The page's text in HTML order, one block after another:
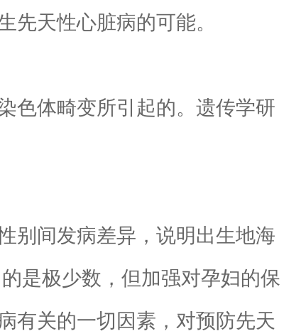
先天性心脏病的可能。
体畸变所引起的。遗传学研
间发病差异，说明出生地海
是极少数，但加强对孕妇的保
有关的一切因素，对预防先天